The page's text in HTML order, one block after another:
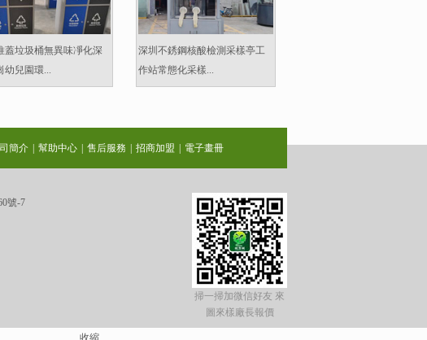
蓋垃圾桶無異味凈化深
幼兒園環...
深圳不銹鋼核酸檢測采樣亭工
作站常態化采樣...
簡介 幫助中心 售后服務 招商加盟 電子畫冊
號-7
掃一掃加微信好友 來
圖來樣廠長報價
收縮